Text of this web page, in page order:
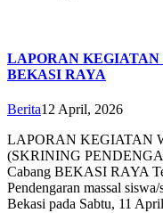
LAPORAN KEGIATAN
BEKASI RAYA
Berita12 April, 2026
LAPORAN KEGIATAN
(SKRINING
Cabang BEKASI RAYA
Pendengaran massal
Bekasi pada Sabtu, 11